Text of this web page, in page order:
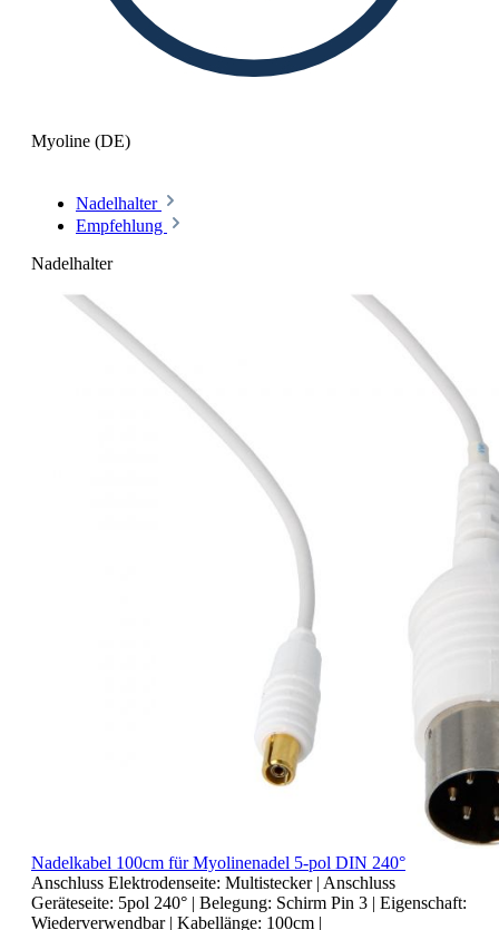
Myoline (DE)
Nadelhalter
Empfehlung
Nadelhalter
Nadelkabel 100cm für Myolinenadel 5-pol DIN 240°
Anschluss Elektrodenseite: Multistecker | Anschluss
Geräteseite: 5pol 240° | Belegung: Schirm Pin 3 | Eigenschaft:
Wiederverwendbar | Kabellänge: 100cm |